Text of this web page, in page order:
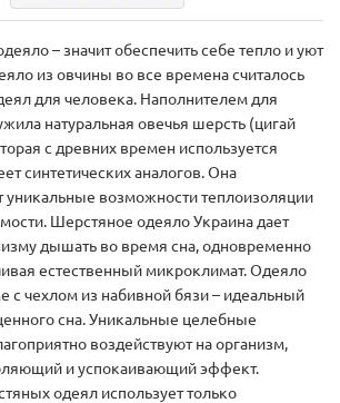
– значит обеспечить себе тепло и уют
из овчины во все времена считалось
для человека. Наполнителем для
натуральная овечья шерсть (цигай
с древних времен используется
синтетических аналогов. Она
уникальные возможности теплоизоляции
Шерстяное одеяло Украина дает
дышать во время сна, одновременно
естественный микроклимат. Одеяло
с чехлом из набивной бязи – идеальный
сна. Уникальные целебные
воздействуют на организм,
и успокаивающий эффект.
одеял использует только